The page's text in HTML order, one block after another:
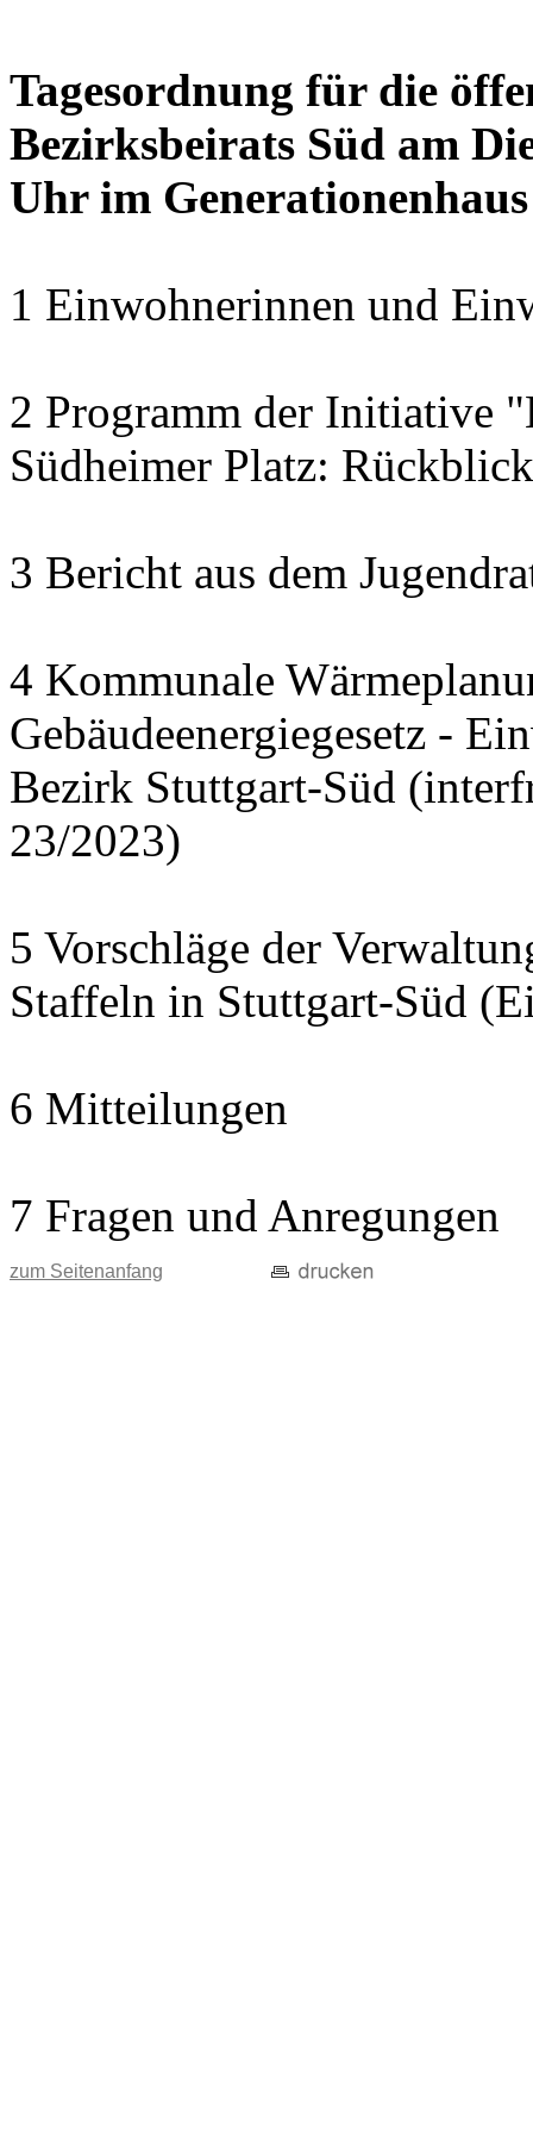
Tagesordnung für die
Bezirksbeirats Süd am
Uhr im
1 Einwohnerinnen und
2 Programm der Initiative
Südheimer Platz:
3 Bericht aus dem
4 Kommunale
Gebäudeenergiegesetz -
Bezirk Stuttgart-Süd
23/2023)
5 Vorschläge der
Staffeln in Stuttgart-Süd
6 Mitteilungen
7 Fragen und Anregungen
zum Seitenanfang